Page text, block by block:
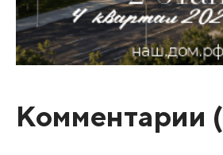
Комментарии (